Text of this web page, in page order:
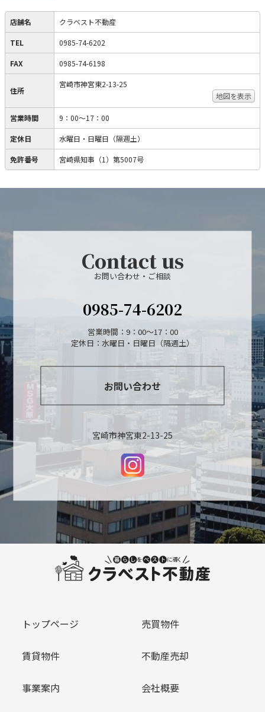
店舗名 クラベスト不動産
TEL 0985-74-6202
FAX 0985-74-6198
住所
宮崎市神宮東2-13-25
地図を表示
営業時間 9：00～17：00
定休日 水曜日・日曜日（隔週土）
免許番号 宮崎県知事（1）第5007号
Contact us
お問い合わせ・ご相談
0985-74-6202
営業時間：9：00～17：00
定休日：水曜日・日曜日（隔週土）
お問い合わせ
宮崎市神宮東2-13-25
トップページ 売買物件
賃貸物件 不動産売却
事業案内 会社概要